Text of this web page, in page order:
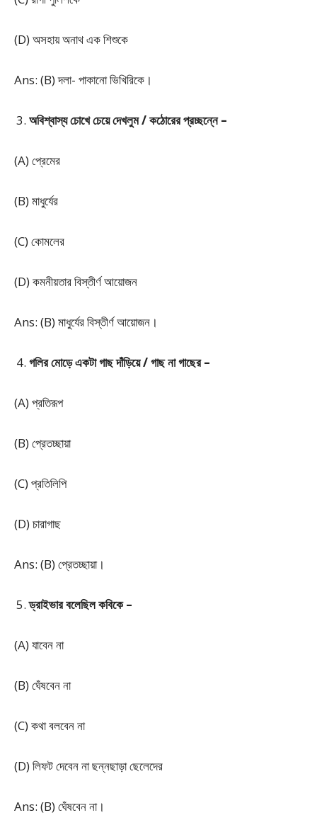
(D) অসহায় অনাথ এক শিশুকে
Ans: (B) দলা- পাকানো ভিখিরিকে।
অবিশ্বাস্য চোখে চেয়ে দেখলুম / কঠোরের প্রচ্ছন্নে –
(A) প্রেমের
(B) মাধুর্যের
(C) কোমলের
(D) কমনীয়তার বিস্তীর্ণ আয়োজন
Ans: (B) মাধুর্যের বিস্তীর্ণ আয়োজন।
গলির মোড়ে একটা গাছ দাঁড়িয়ে / গাছ না গাছের –
(A) প্রতিরূপ
(B) প্রেতচ্ছায়া
(C) প্রতিলিপি
(D) চারাগাছ
Ans: (B) প্রেতচ্ছায়া।
ড্রাইভার বলেছিল কবিকে –
(A) যাবেন না
(B) ঘেঁষবেন না
(C) কথা বলবেন না
(D) লিফট দেবেন না ছন্নছাড়া ছেলেদের
Ans: (B) ঘেঁষবেন না।